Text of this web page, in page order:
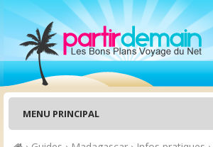
MENU PRINCIPAL